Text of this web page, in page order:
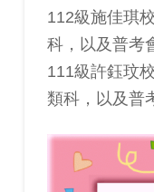
112級施佳琪
科，以及普考
111級許鈺玟
類科，以及普